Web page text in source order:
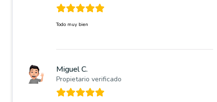
Todo muy bien
Miguel C.
Propietario verificado